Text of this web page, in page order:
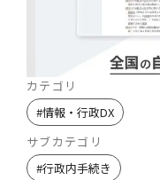
カテゴリ
#情報・行政DX
サブカテゴリ
#行政内手続き